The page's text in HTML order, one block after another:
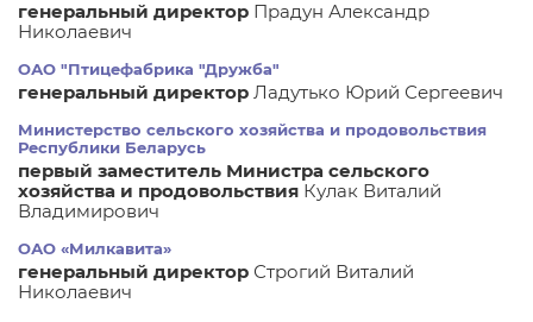
генеральный директор Прадун Александр
Николаевич
ОАО "Птицефабрика "Дружба"
генеральный директор Ладутько Юрий Сергеевич
Министерство сельского хозяйства и продовольствия
Республики Беларусь
первый заместитель Министра сельского
хозяйства и продовольствия Кулак Виталий
Владимирович
ОАО «Милкавита»
генеральный директор Строгий Виталий
Николаевич